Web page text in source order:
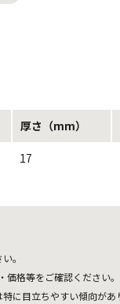
厚さ（mm）
17
。
格等をご確認ください。
目立ちやすい傾向が